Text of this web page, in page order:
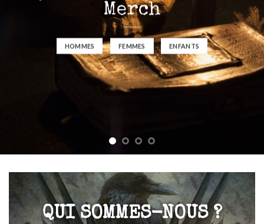
Merch
HOMMES FEMMES ENFANTS
QUI SOMMES-NOUS ?